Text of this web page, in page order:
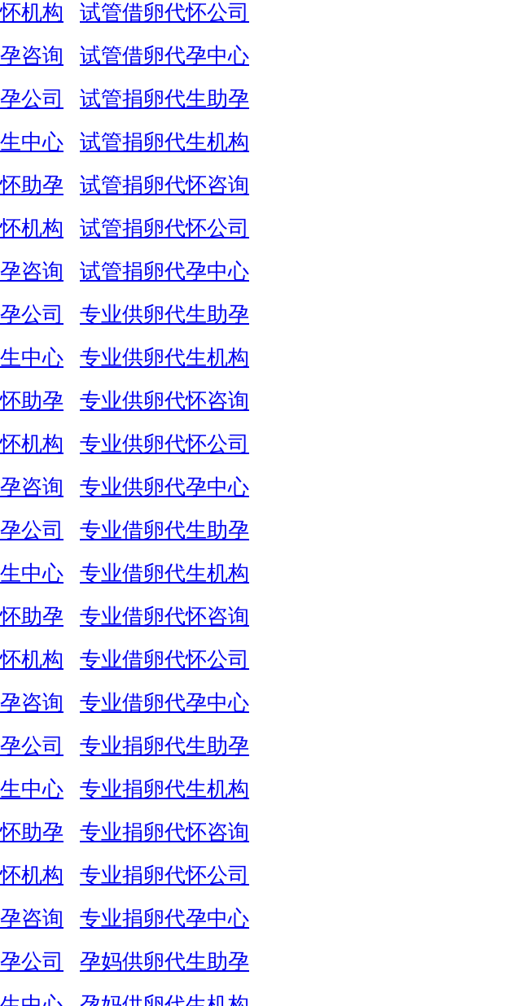
机构
试管借卵代怀公司
咨询
试管借卵代孕中心
公司
试管捐卵代生助孕
中心
试管捐卵代生机构
助孕
试管捐卵代怀咨询
机构
试管捐卵代怀公司
咨询
试管捐卵代孕中心
公司
专业供卵代生助孕
中心
专业供卵代生机构
助孕
专业供卵代怀咨询
机构
专业供卵代怀公司
咨询
专业供卵代孕中心
公司
专业借卵代生助孕
中心
专业借卵代生机构
助孕
专业借卵代怀咨询
机构
专业借卵代怀公司
咨询
专业借卵代孕中心
公司
专业捐卵代生助孕
中心
专业捐卵代生机构
助孕
专业捐卵代怀咨询
机构
专业捐卵代怀公司
咨询
专业捐卵代孕中心
公司
孕妈供卵代生助孕